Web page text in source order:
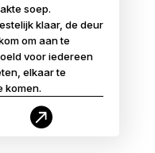
soep.
klaar, de deur
om aan te
voor iedereen
elkaar te
komen.
